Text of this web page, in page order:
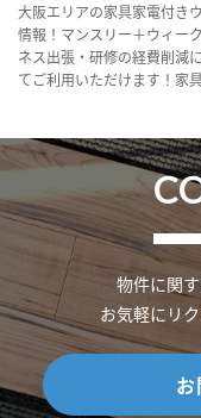
大阪エリアの家具家電付き
情報！マンスリー＋ウィー
ネス出張・研修の経費削減
てご利用いただけます！家
物件に関
お気軽にリ